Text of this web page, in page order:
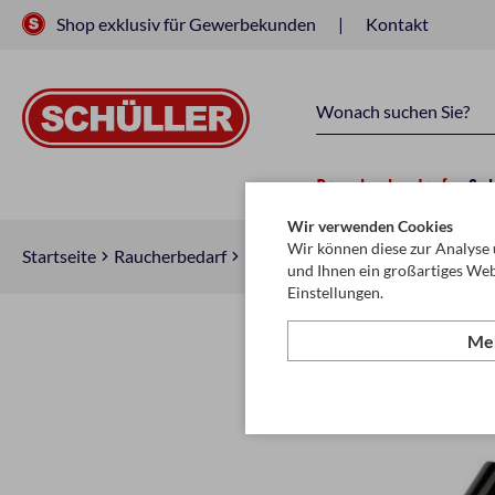
Shop exklusiv für Gewerbekunden Kontakt
Raucherbedarf
Startseite Raucherbedarf Raucherzubehör (Wasser-)
Wir verwenden Cookies
Wir können diese zur
und Ihnen ein großartiges
Einstellungen.